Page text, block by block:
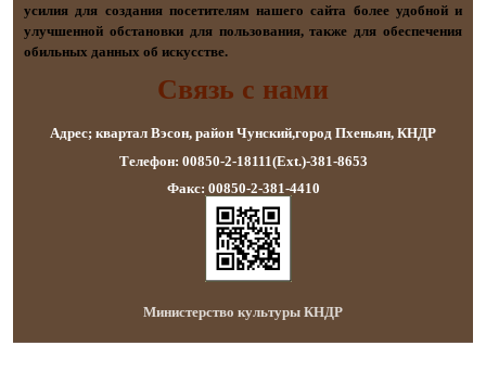
усилия для создания посетителям нашего сайта более удобной и
улучшенной обстановки для пользования, также для обеспечения
обильных данных об искусстве.
Связь с нами
Адрес; квартал Вэсон, район Чунский,город Пхеньян, КНДР
Телефон: 00850-2-18111(Ext.)-381-8653
Факс: 00850-2-381-4410
Министерство культуры КНДР